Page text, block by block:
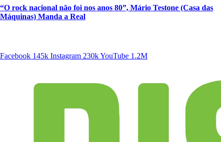
“O rock nacional não foi nos anos 80”, Mário Testone (Casa das
Máquinas) Manda a Real
Facebook 145k Instagram 230kYouTube 1.2M